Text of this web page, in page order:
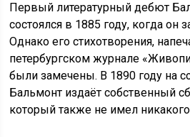
Первый литературный дебют
состоялся в 1885 году, когда он
Однако его стихотворения,
петербургском журнале
были замечены. В 1890 году на
Бальмонт издаёт собственный
который также не имел никакого